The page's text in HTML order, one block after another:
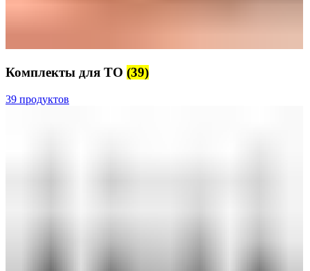
Комплекты для ТО (39)
39 продуктов